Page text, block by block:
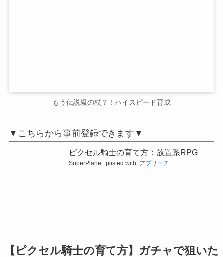
もう伝説級の杖？！ハイスピード育成
▼こちらから事前登録できます▼
ピクセル騎士の育て方：放置系RPG
SuperPlanet posted with アプリーチ
【ピクセル騎士の育て方】ガチャで狙いた